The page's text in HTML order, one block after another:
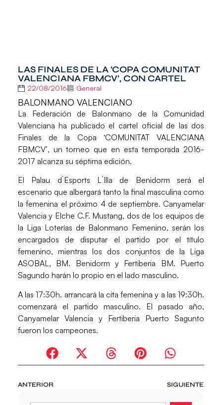
LAS FINALES DE LA ‘COPA COMUNITAT
VALENCIANA FBMCV’, CON CARTEL
22/08/2016 General
BALONMANO VALENCIANO
La Federación de Balonmano de la Comunidad
Valencianaha publicado el cartel oficial de las dos
Finales de la Copa ‘COMUNITAT VALENCIANA
FBMCV’, un torneo que en esta temporada 2016-
2017 alcanza su séptima edición.
El Palau d´Esports L´Illa de Benidorm será el
escenario que albergará tanto la final masculina como
la femenina el próximo 4 de septiembre. Canyamelar
Valencia y Elche C.F. Mustang, dos de los equipos de
la Liga Loterías de Balonmano Femenino, serán los
encargados de disputar el partido por el título
femenino, mientras los dos conjuntos de la Liga
ASOBAL, BM. Benidorm y Fertiberia BM. Puerto
Sagundo harán lo propio en el lado masculino.
A las 17:30h. arrancará la cita femenina y a las 19:30h.
comenzará el partido masculino. El pasado año,
Canyamelar Valencia y Fertiberia Puerto Sagunto
fueron los campeones.
ANTERIOR SIGUIENTE